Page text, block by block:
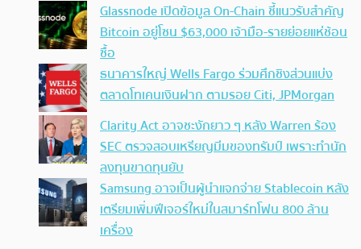
Glassnode เปิดข้อมูล On-Chain ชี้แนวรับสำคัญ
Bitcoin อยู่โซน $63,000 เจ้ามือ-รายย่อยแห่ช้อน
ซื้อ
ธนาคารใหญ่ Wells Fargo ร่วมศึกชิงส่วนแบ่ง
ตลาดโทเคนเงินฝาก ตามรอย Citi, JPMorgan
Clarity Act อาจชะงักยาว ๆ หลัง Warren ร้อง
SEC ตรวจสอบเหรียญมีมของทรัมป์ เพราะทำนัก
ลงทุนขาดทุนยับ
Samsung อาจเป็นผู้นำแจกจ่าย Stablecoin หลัง
เตรียมเพิ่มฟีเจอร์ใหม่ในสมาร์ทโฟน 800 ล้าน
เครื่อง